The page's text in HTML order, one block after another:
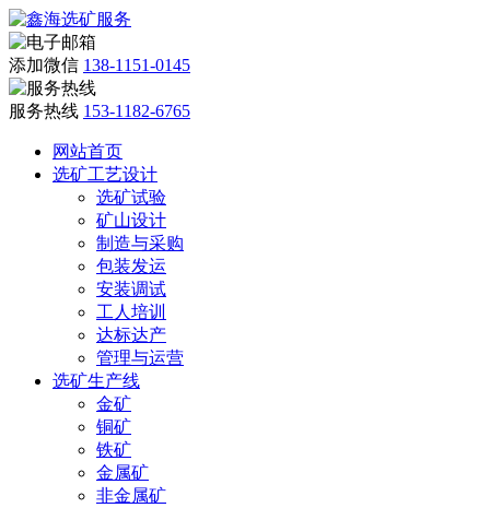
添加微信 138-1151-0145
服务热线 153-1182-6765
网站首页
选矿工艺设计
选矿试验
矿山设计
制造与采购
包装发运
安装调试
工人培训
达标达产
管理与运营
选矿生产线
金矿
铜矿
铁矿
金属矿
非金属矿